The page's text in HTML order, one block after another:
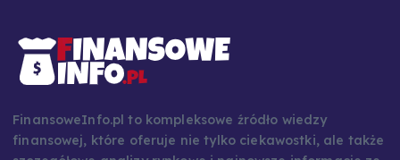
FinansoweInfo.pl to kompleksowe źródło wiedzy
finansowej, które oferuje nie tylko ciekawostki, ale także